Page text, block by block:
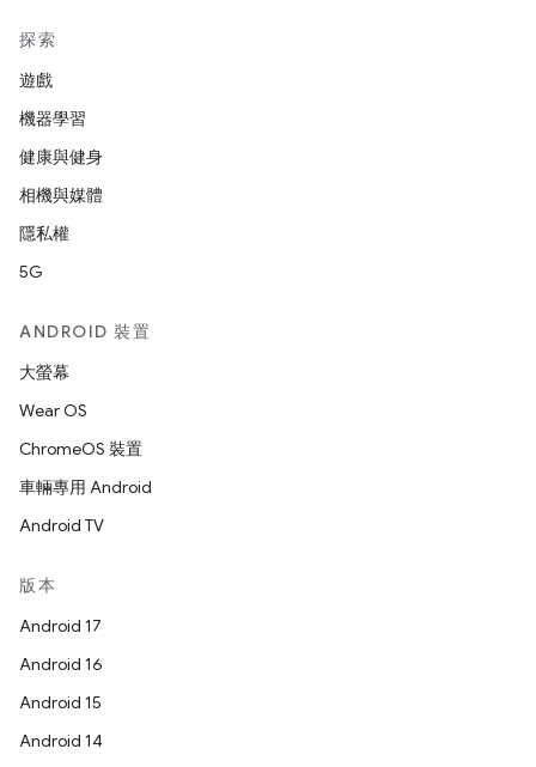
探索
遊戲
機器學習
健康與健身
相機與媒體
隱私權
5G
ANDROID 裝置
大螢幕
Wear OS
ChromeOS 裝置
車輛專用 Android
Android TV
版本
Android 17
Android 16
Android 15
Android 14